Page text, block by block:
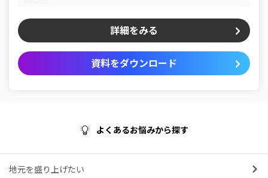
詳細をみる
資料をダウンロード
よくあるお悩みから探す
地元を盛り上げたい